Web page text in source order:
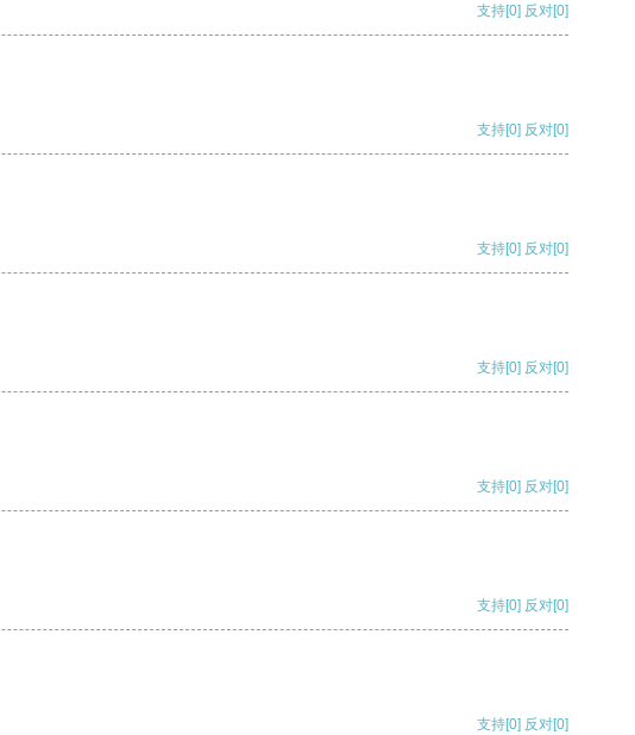
支持[0] 反对[0]
支持[0] 反对[0]
支持[0] 反对[0]
支持[0] 反对[0]
支持[0] 反对[0]
支持[0] 反对[0]
支持[0] 反对[0]